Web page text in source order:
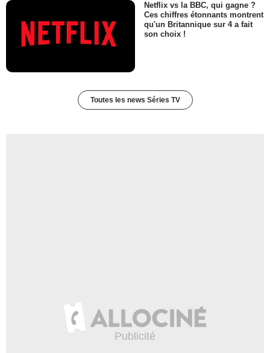
Netflix vs la BBC, qui gagne ?
Ces chiffres étonnants montrent
qu'un Britannique sur 4 a fait
son choix !
Toutes les news Séries TV